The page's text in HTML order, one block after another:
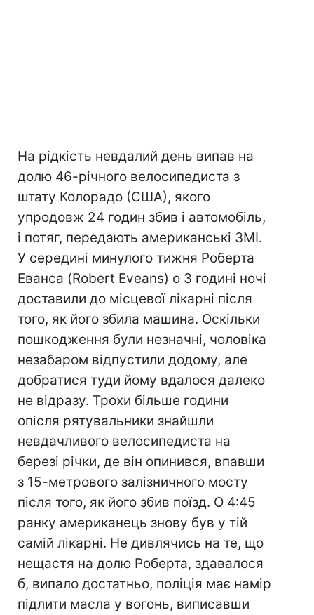
На рідкість невдалий день випав на
долю 46-річного велосипедиста з
штату Колорадо (США), якого
упродовж 24 годин збив і автомобіль,
і потяг, передають американські ЗМІ.
У середині минулого тижня Роберта
Еванса (Robert Eveans) о 3 годині ночі
доставили до місцевої лікарні після
того, як його збила машина. Оскільки
пошкодження були незначні, чоловіка
незабаром відпустили додому, але
добратися туди йому вдалося далеко
не відразу. Трохи більше години
опісля рятувальники знайшли
невдачливого велосипедиста на
березі річки, де він опинився, впавши
з 15-метрового залізничного мосту
після того, як його збив поїзд. О 4:45
ранку американець знову був у тій
самій лікарні. Не дивлячись на те, що
нещастя на долю Роберта, здавалося
б, випало достатньо, поліція має намір
підлити масла у вогонь, виписавши